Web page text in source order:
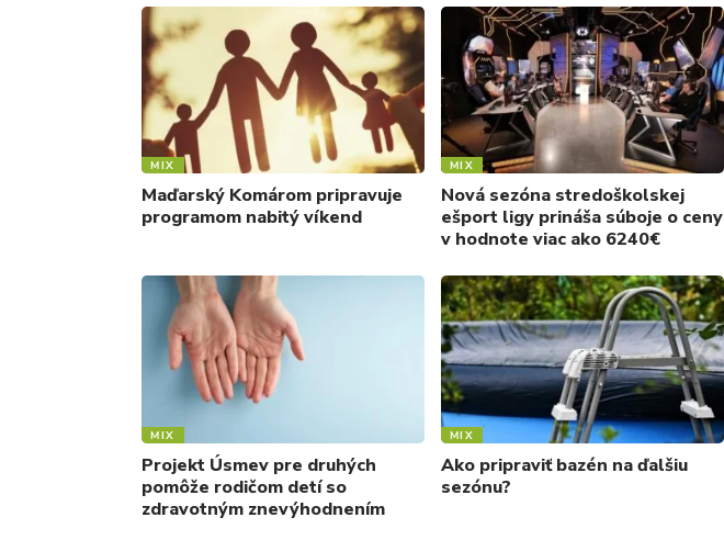
MIX
Maďarský Komárom pripravuje
programom nabitý víkend
MIX
Nová sezóna stredoškolskej
ešport ligy prináša súboje o ceny
v hodnote viac ako 6240€
MIX
Projekt Úsmev pre druhých
pomôže rodičom detí so
zdravotným znevýhodnením
MIX
Ako pripraviť bazén na ďalšiu
sezónu?